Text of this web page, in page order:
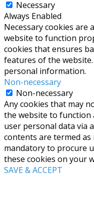
Necessary
Always Enabled
Necessary cookies are
website to function
cookies that ensures
features of the
personal information.
Non-necessary
Non-necessary
Any cookies that may
the website to function
user personal data via
contents are termed as
mandatory to procure
these cookies on your
SAVE & ACCEPT